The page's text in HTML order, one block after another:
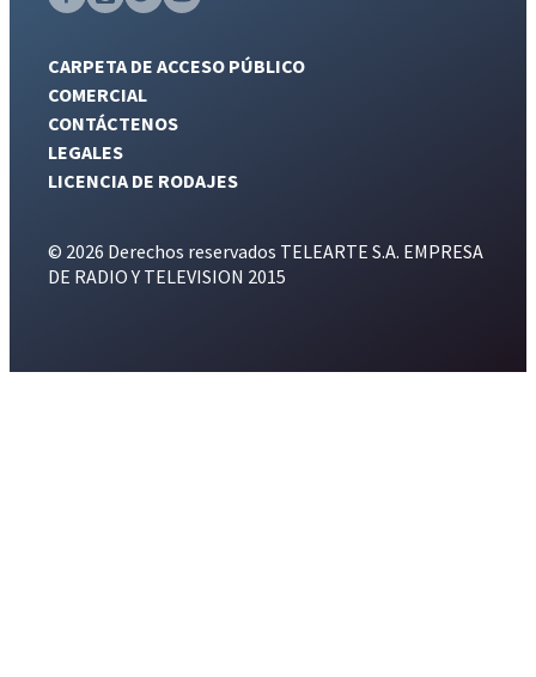
CARPETA DE ACCESO PÚBLICO
COMERCIAL
CONTÁCTENOS
LEGALES
LICENCIA DE RODAJES
© 2026 Derechos reservados TELEARTE S.A. EMPRESA
DE RADIO Y TELEVISION 2015